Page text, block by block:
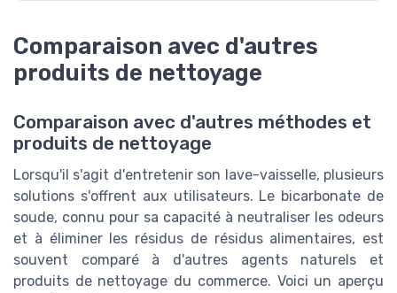
Comparaison avec d'autres
produits de nettoyage
Comparaison avec d'autres méthodes et
produits de nettoyage
Lorsqu'il s'agit d'entretenir son lave-vaisselle, plusieurs
solutions s'offrent aux utilisateurs. Le bicarbonate de
soude, connu pour sa capacité à neutraliser les odeurs
et à éliminer les résidus de résidus alimentaires, est
souvent comparé à d'autres agents naturels et
produits de nettoyage du commerce. Voici un aperçu